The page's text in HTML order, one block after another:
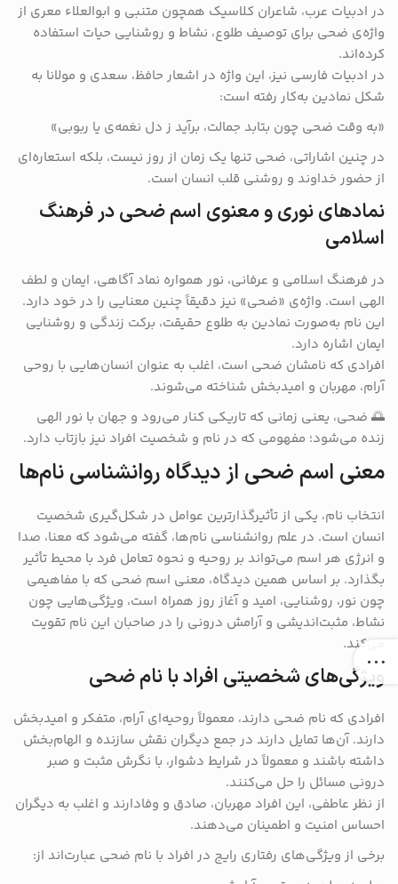
در ادبیات عرب، شاعران کلاسیک همچون متنبی و ابوالعلاء معری از
واژه‌ی ضحی برای توصیف طلوع، نشاط و روشنایی حیات استفاده
کرده‌اند.
در ادبیات فارسی نیز، این واژه در اشعار حافظ، سعدی و مولانا به
شکل نمادین به‌کار رفته است:
«به وقت ضحی چون بتابد جمالت، برآید ز دل نغمه‌ی یا ربوبی»
در چنین اشاراتی، ضحی تنها یک زمان از روز نیست، بلکه استعاره‌ای
از حضور خداوند و روشنی قلب انسان است.
نمادهای نوری و معنوی اسم ضحی در فرهنگ
اسلامی
در فرهنگ اسلامی و عرفانی، نور همواره نماد آگاهی، ایمان و لطف
الهی است. واژه‌ی «ضحی» نیز دقیقاً چنین معنایی را در خود دارد.
این نام به‌صورت نمادین به طلوع حقیقت، برکت زندگی و روشنایی
ایمان اشاره دارد.
افرادی که نامشان ضحی است، اغلب به عنوان انسان‌هایی با روحی
آرام، مهربان و امیدبخش شناخته می‌شوند.
🌅 ضحی، یعنی زمانی که تاریکی کنار می‌رود و جهان با نور الهی
زنده می‌شود؛ مفهومی که در نام و شخصیت افراد نیز بازتاب دارد.
معنی اسم ضحی از دیدگاه روانشناسی نام‌ها
انتخاب نام، یکی از تأثیرگذارترین عوامل در شکل‌گیری شخصیت
انسان است. در علم روانشناسی نام‌ها، گفته می‌شود که معنا، صدا
و انرژی هر اسم می‌تواند بر روحیه و نحوه تعامل فرد با محیط تأثیر
بگذارد. بر اساس همین دیدگاه، معنی اسم ضحی که با مفاهیمی
چون نور، روشنایی، امید و آغاز روز همراه است، ویژگی‌هایی چون
نشاط، مثبت‌اندیشی و آرامش درونی را در صاحبان این نام تقویت
می‌کند.
ویژگی‌های شخصیتی افراد با نام ضحی
افرادی که نام ضحی دارند، معمولاً روحیه‌ای آرام، متفکر و امیدبخش
دارند. آن‌ها تمایل دارند در جمع دیگران نقش سازنده و الهام‌بخش
داشته باشند و معمولاً در شرایط دشوار، با نگرش مثبت و صبر
درونی مسائل را حل می‌کنند.
از نظر عاطفی، این افراد مهربان، صادق و وفادارند و اغلب به دیگران
احساس امنیت و اطمینان می‌دهند.
برخی از ویژگی‌های رفتاری رایج در افراد با نام ضحی عبارت‌اند از: